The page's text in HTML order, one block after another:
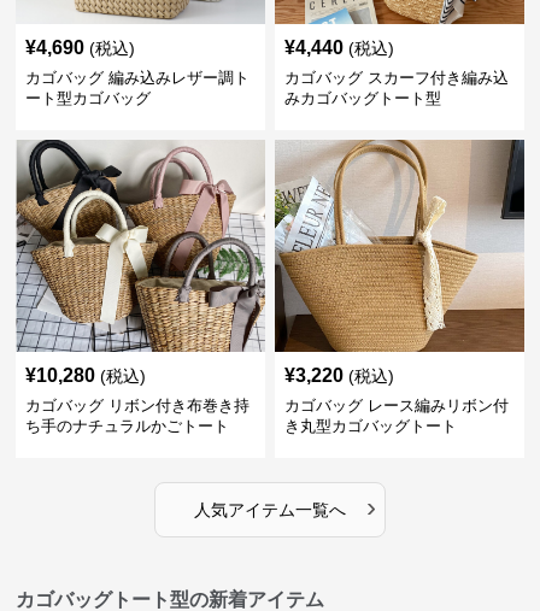
¥4,690 (税込)
カゴバッグ 編み込みレザー調ト
ート型カゴバッグ
¥4,440 (税込)
カゴバッグ スカーフ付き編み込
みカゴバッグトート型
¥10,280 (税込)
カゴバッグ リボン付き布巻き持
ち手のナチュラルかごトート
¥3,220 (税込)
カゴバッグ レース編みリボン付
き丸型カゴバッグトート
人気アイテム一覧へ ›
カゴバッグトート型の新着アイテム